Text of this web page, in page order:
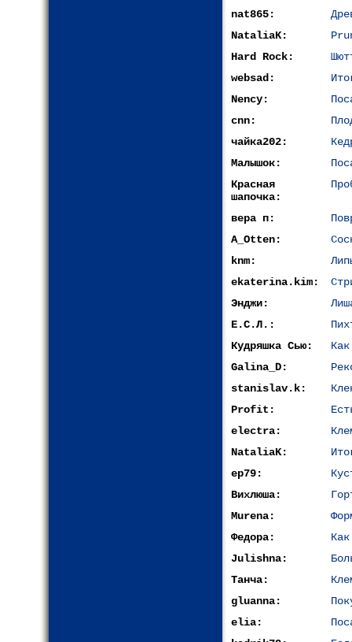
nat865:
NataliaK:
Hard Rock:
websad:
Nency:
cnn:
чайка202:
Малышок:
Красная
шапочка:
вера п:
A_Otten:
knm:
ekaterina.kim:
Энджи:
Е.С.Л.:
Кудряшка Сью:
Galina_D:
stanislav.k:
Profit:
electra:
NataliaK:
ep79:
Вихлюша:
Murena:
Федора:
Julishna:
Танча:
gluanna:
elia: